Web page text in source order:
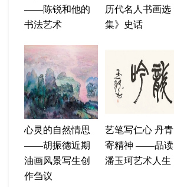
——陈锐和他的
书法艺术
历代名人书画选
集》史话
心灵的自然情思
——胡振德近期
油画风景写生创
作刍议
艺笔写仁心 丹青
寄精神 ——品读
潘玉珂艺术人生